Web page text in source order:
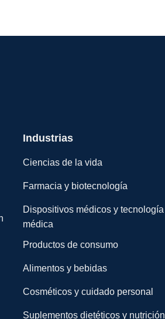
Industrias
Ciencias de la vida
Farmacia y biotecnología
Dispositivos médicos y tecnología
médica
Productos de consumo
Alimentos y bebidas
Cosméticos y cuidado personal
Suplementos dietéticos y nutrición